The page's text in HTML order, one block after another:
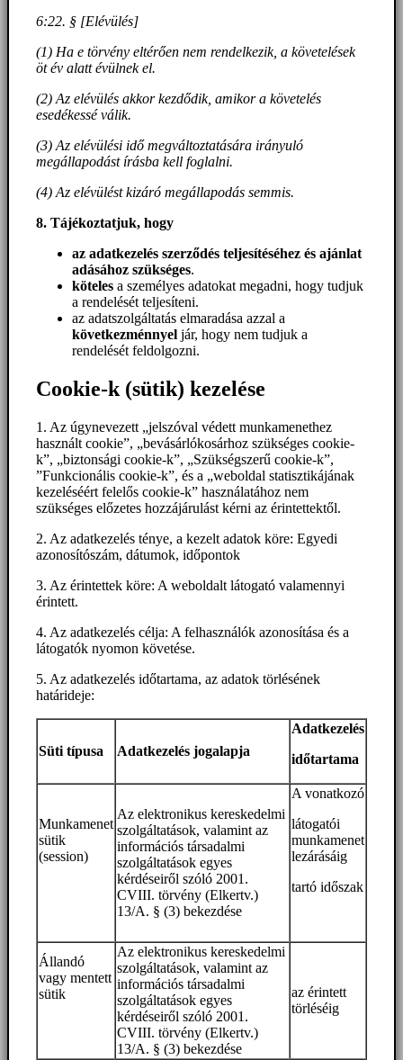
6:22. § [Elévülés]
(1) Ha e törvény eltérően nem rendelkezik, a követelések
öt év alatt évülnek el.
(2) Az elévülés akkor kezdődik, amikor a követelés
esedékessé válik.
(3) Az elévülési idő megváltoztatására irányuló
megállapodást írásba kell foglalni.
(4) Az elévülést kizáró megállapodás semmis.
8. Tájékoztatjuk, hogy
az adatkezelés szerződés teljesítéséhez és ajánlat
adásához szükséges.
köteles a személyes adatokat megadni, hogy tudjuk
a rendelését teljesíteni.
az adatszolgáltatás elmaradása azzal a
következménnyel jár, hogy nem tudjuk a
rendelését feldolgozni.
Cookie-k (sütik) kezelése
1. Az úgynevezett „jelszóval védett munkamenethez
használt cookie”, „bevásárlókosárhoz szükséges cookie-
k”, „biztonsági cookie-k”, „Szükségszerű cookie-k”,
”Funkcionális cookie-k”, és a „weboldal statisztikájának
kezeléséért felelős cookie-k” használatához nem
szükséges előzetes hozzájárulást kérni az érintettektől.
2. Az adatkezelés ténye, a kezelt adatok köre: Egyedi
azonosítószám, dátumok, időpontok
3. Az érintettek köre: A weboldalt látogató valamennyi
érintett.
4. Az adatkezelés célja: A felhasználók azonosítása és a
látogatók nyomon követése.
5. Az adatkezelés időtartama, az adatok törlésének
határideje:
Süti típusa Adatkezelés jogalapja
Adatkezelés
időtartama
Munkamenet
sütik
(session)
Az elektronikus kereskedelmi
szolgáltatások, valamint az
információs társadalmi
szolgáltatások egyes
kérdéseiről szóló 2001.
CVIII. törvény (Elkertv.)
13/A. § (3) bekezdése
A vonatkozó
látogatói
munkamenet
lezárásáig
tartó időszak
Állandó
vagy mentett
sütik
Az elektronikus kereskedelmi
szolgáltatások, valamint az
információs társadalmi
szolgáltatások egyes
kérdéseiről szóló 2001.
CVIII. törvény (Elkertv.)
13/A. § (3) bekezdése
az érintett
törléséig